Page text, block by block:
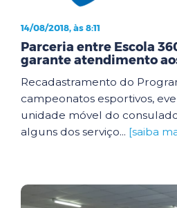
14/08/2018, às 8:11
Parceria entre Escola
garante atendimento
Recadastramento do
campeonatos esportivos,
unidade móvel do
alguns dos serviço... [saiba